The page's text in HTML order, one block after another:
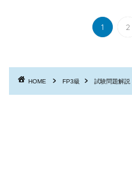
1 2
HOME FP3級 試験問題解説